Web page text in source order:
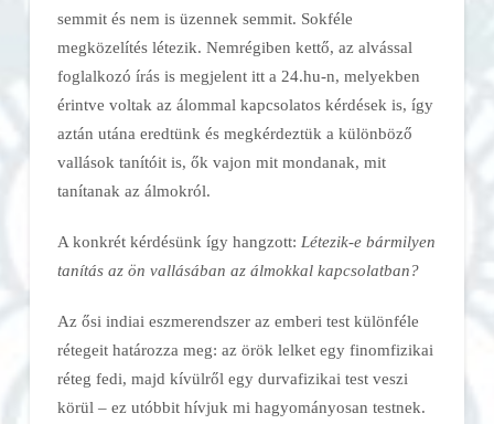
semmit és nem is üzennek semmit. Sokféle
megközelítés létezik. Nemrégiben kettő, az alvással
foglalkozó írás is megjelent itt a 24.hu-n, melyekben
érintve voltak az álommal kapcsolatos kérdések is, így
aztán utána eredtünk és megkérdeztük a különböző
vallások tanítóit is, ők vajon mit mondanak, mit
tanítanak az álmokról.
A konkrét kérdésünk így hangzott: Létezik-e bármilyen
tanítás az ön vallásában az álmokkal kapcsolatban?
Az ősi indiai eszmerendszer az emberi test különféle
rétegeit határozza meg: az örök lelket egy finomfizikai
réteg fedi, majd kívülről egy durvafizikai test veszi
körül – ez utóbbit hívjuk mi hagyományosan testnek.